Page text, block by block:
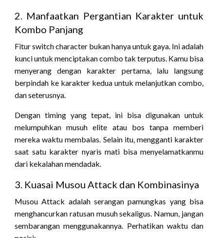
2. Manfaatkan Pergantian Karakter untuk
Kombo Panjang
Fitur switch character bukan hanya untuk gaya. Ini adalah
kunci untuk menciptakan combo tak terputus. Kamu bisa
menyerang dengan karakter pertama, lalu langsung
berpindah ke karakter kedua untuk melanjutkan combo,
dan seterusnya.
Dengan timing yang tepat, ini bisa digunakan untuk
melumpuhkan musuh elite atau bos tanpa memberi
mereka waktu membalas. Selain itu, mengganti karakter
saat satu karakter nyaris mati bisa menyelamatkanmu
dari kekalahan mendadak.
3. Kuasai Musou Attack dan Kombinasinya
Musou Attack adalah serangan pamungkas yang bisa
menghancurkan ratusan musuh sekaligus. Namun, jangan
sembarangan menggunakannya. Perhatikan waktu dan